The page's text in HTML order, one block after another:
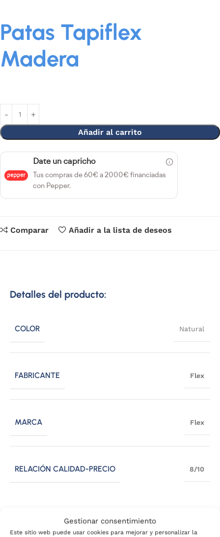
Gestionar consentimiento
Este sitio web puede usar cookies para mejorar y personalizar la
Patas Tapiflex
Madera
Añadir al carrito
Date un capricho
Tus compras de 60€ a 2000€ financiadas
con Pepper.
Comparar Añadir a la lista de deseos
Detalles del producto:
COLOR Natural
FABRICANTE Flex
MARCA Flex
RELACIÓN CALIDAD-PRECIO 8/10